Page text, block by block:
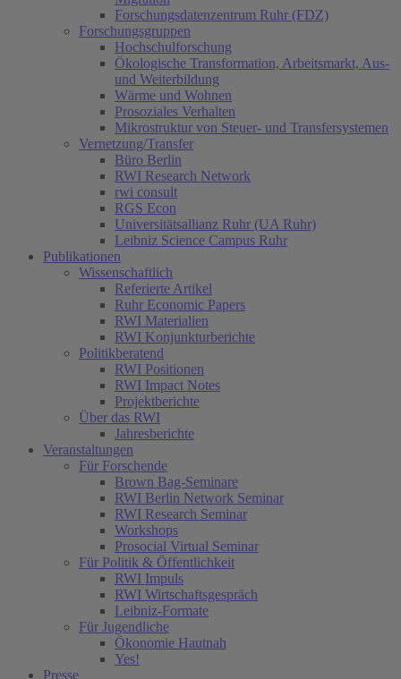
Forschungsdatenzentrum Ruhr (FDZ)
Forschungsgruppen
Hochschulforschung
Ökologische Transformation, Arbeitsmarkt, Aus-
und Weiterbildung
Wärme und Wohnen
Prosoziales Verhalten
Mikrostruktur von Steuer- und Transfersystemen
Vernetzung/Transfer
Büro Berlin
RWI Research Network
rwi consult
RGS Econ
Universitätsallianz Ruhr (UA Ruhr)
Leibniz Science Campus Ruhr
Publikationen
Wissenschaftlich
Referierte Artikel
Ruhr Economic Papers
RWI Materialien
RWI Konjunkturberichte
Politikberatend
RWI Positionen
RWI Impact Notes
Projektberichte
Über das RWI
Jahresberichte
Veranstaltungen
Für Forschende
Brown Bag-Seminare
RWI Berlin Network Seminar
RWI Research Seminar
Workshops
Prosocial Virtual Seminar
Für Politik & Öffentlichkeit
RWI Impuls
RWI Wirtschaftsgespräch
Leibniz-Formate
Für Jugendliche
Ökonomie Hautnah
Yes!
Presse